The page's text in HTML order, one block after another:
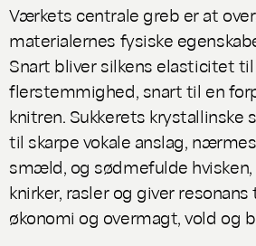
Værkets centrale greb er at
materialernes fysiske
Snart bliver silkens elasticitet
flerstemmighed, snart til en
knitren. Sukkerets
til skarpe vokale anslag,
smæld, og sødmefulde
knirker, rasler og giver
økonomi og overmagt, vold og